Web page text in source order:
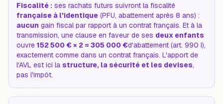
Fiscalité : ses rachats futurs suivront la fiscalité
française à l'identique (PFU, abattement après 8 ans) :
aucun gain fiscal par rapport à un contrat français. Et à la
transmission, une clause en faveur de ses deux enfants
ouvre 152 500 € × 2 = 305 000 €d'abattement (art. 990 I),
exactement comme dans un contrat français. L'apport de
l'AVL est ici la structure, la sécurité et les devises,
pas l'impôt.